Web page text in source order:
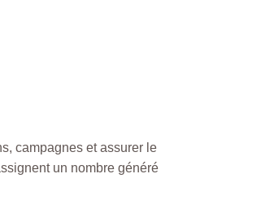
campagnes et assurer le
un nombre généré